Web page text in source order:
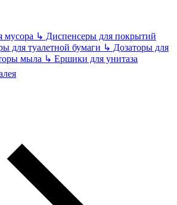
мусора ↳ Диспенсеры для покрытий
для туалетной бумаги ↳ Дозаторы для
мыла ↳ Ершики для унитаза